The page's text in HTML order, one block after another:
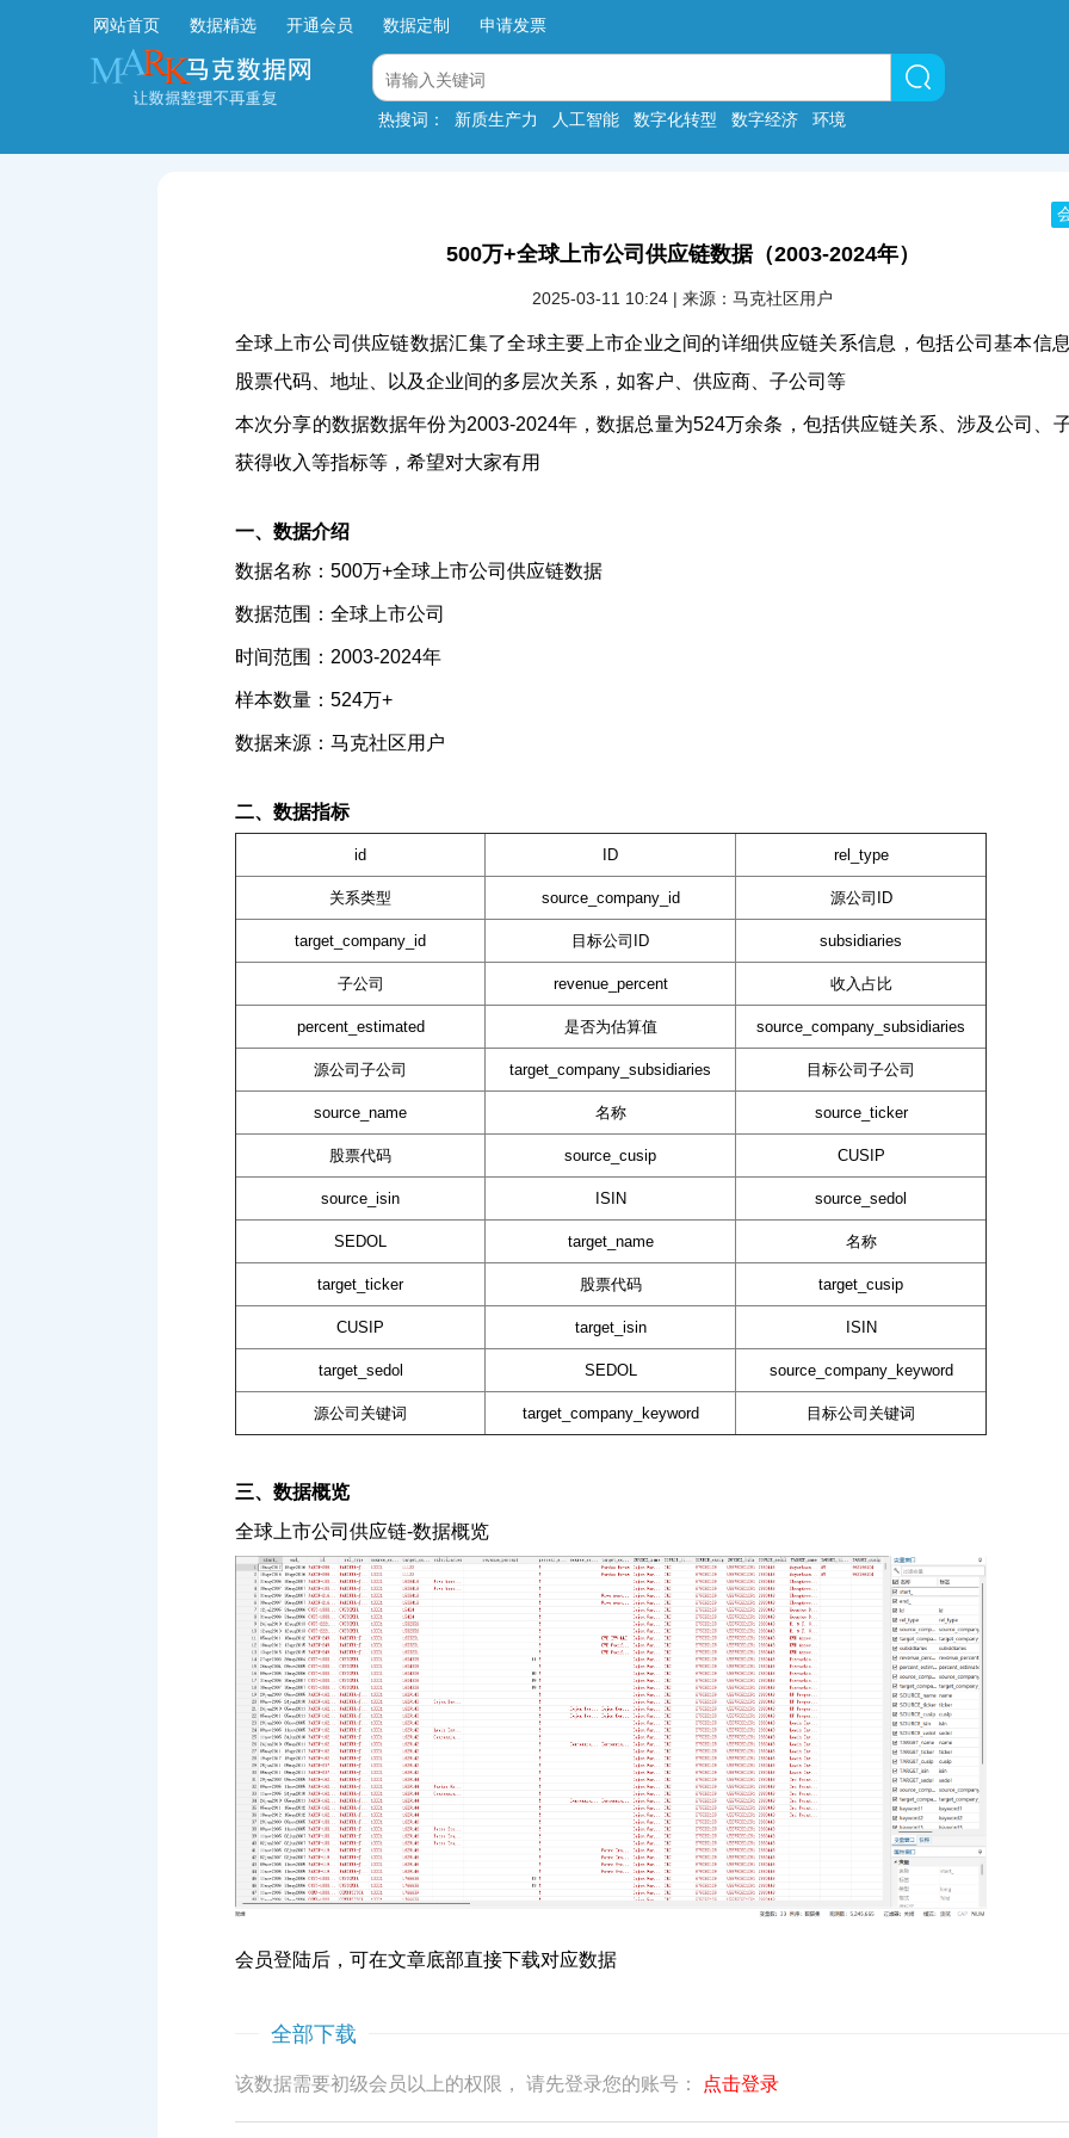
网站首页 数据精选 开通会员 数据定制 申请发票
热搜词：
新质生产力 人工智能 数字化转型 数字经济 环境
500万+全球上市公司供应链数据（2003-2024年）
2025-03-11 10:24 | 来源：马克社区用户
全球上市公司供应链数据汇集了全球主要上市企业之间的详细供应链关系信息，包括公司基本信
股票代码、地址、以及企业间的多层次关系，如客户、供应商、子公司等
本次分享的数据数据年份为2003-2024年，数据总量为524万余条，包括供应链关系、涉及公司、子
获得收入等指标等，希望对大家有用
一、数据介绍
数据名称：500万+全球上市公司供应链数据
数据范围：全球上市公司
时间范围：2003-2024年
样本数量：524万+
数据来源：马克社区用户
二、数据指标
id ID rel_type
关系类型 source_company_id 源公司ID
target_company_id 目标公司ID subsidiaries
子公司 revenue_percent 收入占比
percent_estimated 是否为估算值 source_company_subsidiaries
源公司子公司 target_company_subsidiaries 目标公司子公司
source_name 名称 source_ticker
股票代码 source_cusip CUSIP
source_isin ISIN source_sedol
SEDOL target_name 名称
target_ticker 股票代码 target_cusip
CUSIP target_isin ISIN
target_sedol SEDOL source_company_keyword
源公司关键词 target_company_keyword 目标公司关键词
三、数据概览
全球上市公司供应链-数据概览
会员登陆后，可在文章底部直接下载对应数据
全部下载
该数据需要初级会员以上的权限， 请先登录您的账号： 点击登录